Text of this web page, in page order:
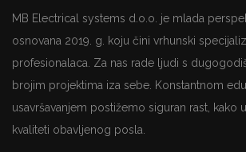
MB Electrical systems d.o.o. je mlada
osnovana 2019. g. koju čini vrhunski
profesionalaca. Za nas rade ljudi s
brojim projektima iza sebe. Konstantnom
usavršavanjem postižemo siguran rast, kako
kvaliteti obavljenog posla.